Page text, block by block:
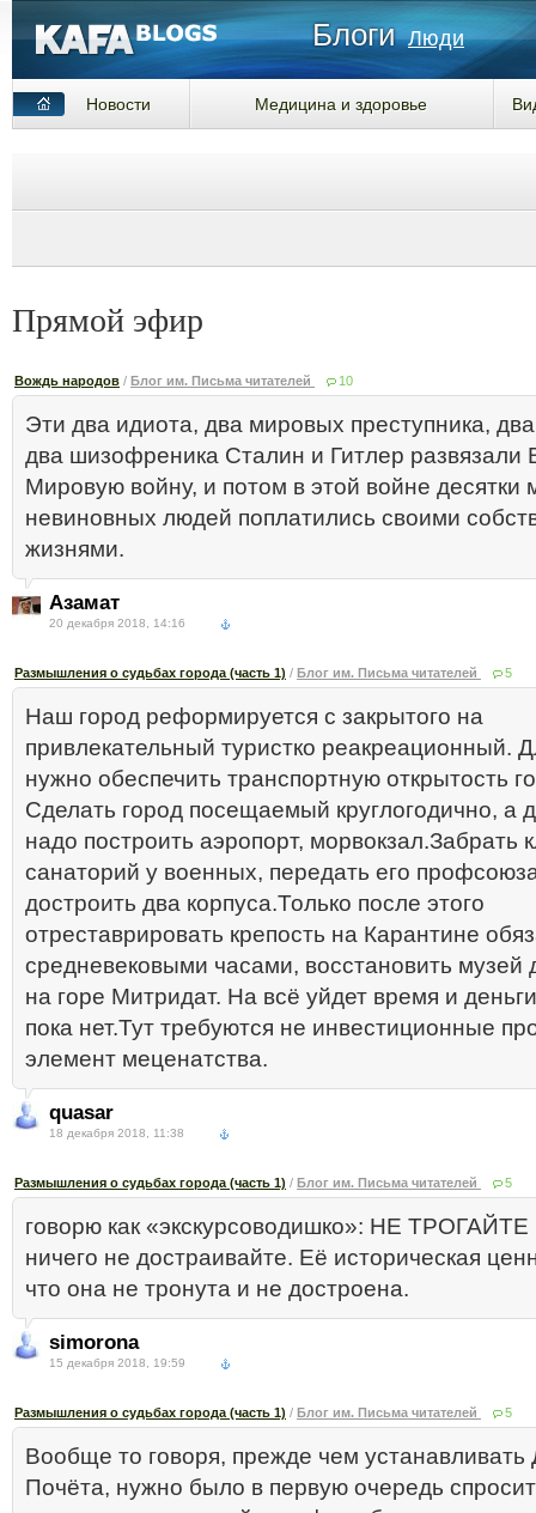
Блоги Люди
Новости Медицина и здоровье
Прямой эфир
Вождь народов / Блог им. Письма читателей 10
Эти два идиота, два мировых преступника,
два шизофреника Сталин и Гитлер развязали
Мировую войну, и потом в этой войне десятки
невиновных людей поплатились своими
жизнями.
Азамат
20 декабря 2018, 14:16
Размышления о судьбах города (часть 1) / Блог им. Письма читателей 5
Наш город реформируется с закрытого на
привлекательный туристко реакреационный.
нужно обеспечить транспортную открытость
Сделать город посещаемый круглогодично, а
надо построить аэропорт, морвокзал.Забрать
санаторий у военных, передать его
достроить два корпуса.Только после этого
отреставрировать крепость на Карантине
средневековыми часами, восстановить музей
на горе Митридат. На всё уйдет время и
пока нет.Тут требуются не инвестиционные
элемент меценатства.
quasar
18 декабря 2018, 11:38
Размышления о судьбах города (часть 1) / Блог им. Письма читателей 5
говорю как «экскурсоводишко»: НЕ
ничего не достраивайте. Её историческая
что она не тронута и не достроена.
simorona
15 декабря 2018, 19:59
Размышления о судьбах города (часть 1) / Блог им. Письма читателей 5
Вообще то говоря, прежде чем устанавливать
Почёта, нужно было в первую очередь